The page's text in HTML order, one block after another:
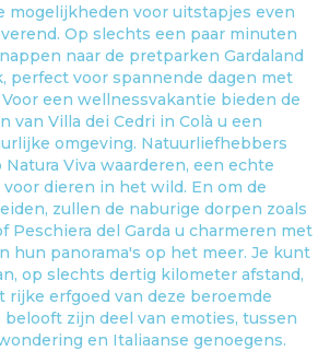
mogelijkheden voor uitstapjes even
Op slechts een paar minuten
naar de pretparken Gardaland
perfect voor spannende dagen met
een wellnessvakantie bieden de
van Villa dei Cedri in Colà u een
omgeving. Natuurliefhebbers
Viva waarderen, een echte
dieren in het wild. En om de
zullen de naburige dorpen zoals
Peschiera del Garda u charmeren met
hun panorama's op het meer. Je kunt
op slechts dertig kilometer afstand,
rijke erfgoed van deze beroemde
zijn deel van emoties, tussen
en Italiaanse genoegens.